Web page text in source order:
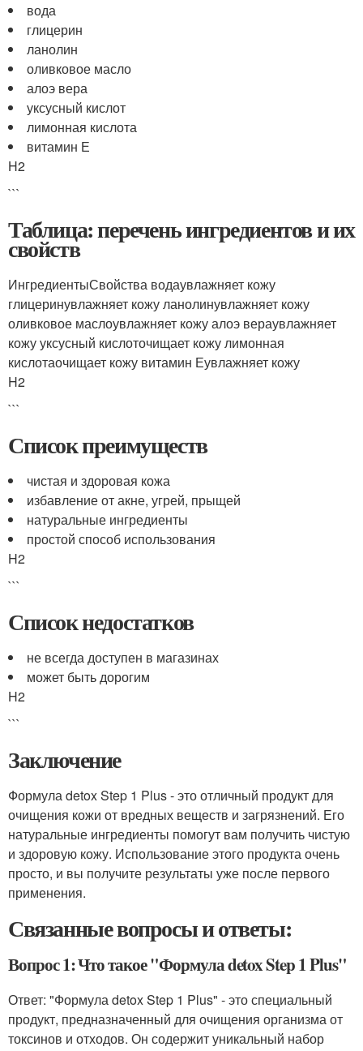
вода
глицерин
ланолин
оливковое масло
алоэ вера
уксусный кислот
лимонная кислота
витамин Е
H2
```
Таблица: перечень ингредиентов и их
свойств
ИнгредиентыСвойства водаувлажняет кожу
глицеринувлажняет кожу ланолинувлажняет кожу
оливковое маслоувлажняет кожу алоэ вераувлажняет
кожу уксусный кислоточищает кожу лимонная
кислотаочищает кожу витамин Еувлажняет кожу
H2
```
Список преимуществ
чистая и здоровая кожа
избавление от акне, угрей, прыщей
натуральные ингредиенты
простой способ использования
H2
```
Список недостатков
не всегда доступен в магазинах
может быть дорогим
H2
```
Заключение
Формула detox Step 1 Plus - это отличный продукт для
очищения кожи от вредных веществ и загрязнений. Его
натуральные ингредиенты помогут вам получить чистую
и здоровую кожу. Использование этого продукта очень
просто, и вы получите результаты уже после первого
применения.
Связанные вопросы и ответы:
Вопрос 1: Что такое "Формула detox Step 1 Plus"
Ответ: "Формула detox Step 1 Plus" - это специальный
продукт, предназначенный для очищения организма от
токсинов и отходов. Он содержит уникальный набор